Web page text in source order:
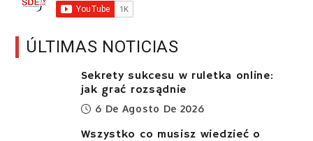
ÚLTIMAS NOTICIAS
Sekrety sukcesu w ruletka online:
jak grać rozsądnie
6 De Agosto De 2026
Wszystko co musisz wiedzieć o